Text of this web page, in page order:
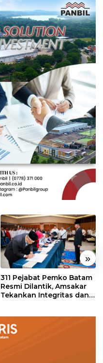
»
311 Pejabat Pemko Batam
Resmi Dilantik, Amsakar
Tekankan Integritas dan